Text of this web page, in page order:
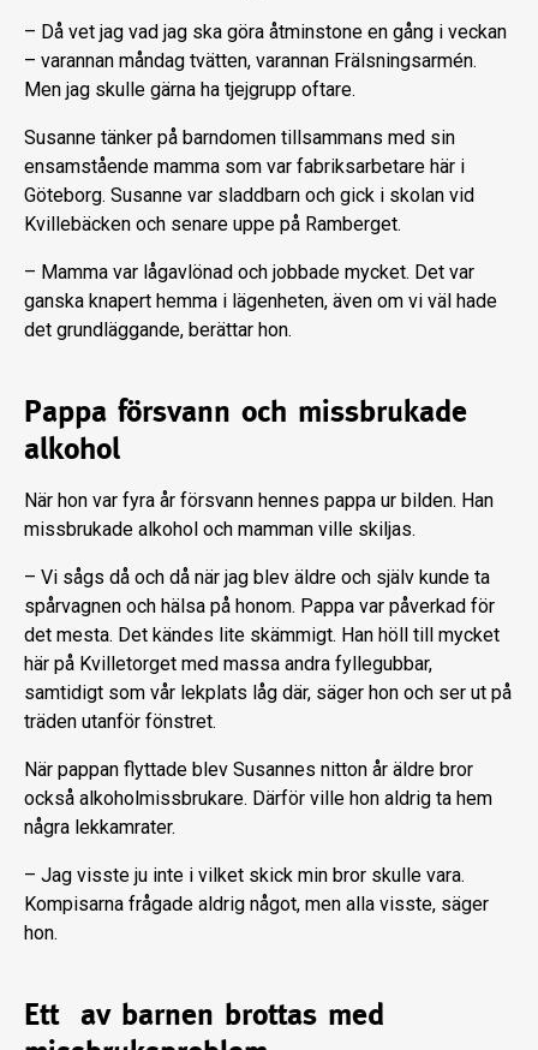
– Då vet jag vad jag ska göra åtminstone en gång i veckan
– varannan måndag tvätten, varannan Frälsningsarmén.
Men jag skulle gärna ha tjejgrupp oftare.
Susanne tänker på barndomen tillsammans med sin
ensamstående mamma som var fabriksarbetare här i
Göteborg. Susanne var sladdbarn och gick i skolan vid
Kvillebäcken och senare uppe på Ramberget.
– Mamma var lågavlönad och jobbade mycket. Det var
ganska knapert hemma i lägenheten, även om vi väl hade
det grundläggande, berättar hon.
Pappa försvann och missbrukade
alkohol
När hon var fyra år försvann hennes pappa ur bilden. Han
missbrukade alkohol och mamman ville skiljas.
– Vi sågs då och då när jag blev äldre och själv kunde ta
spårvagnen och hälsa på honom. Pappa var påverkad för
det mesta. Det kändes lite skämmigt. Han höll till mycket
här på Kvilletorget med massa andra fyllegubbar,
samtidigt som vår lekplats låg där, säger hon och ser ut på
träden utanför fönstret.
När pappan flyttade blev Susannes nitton år äldre bror
också alkoholmissbrukare. Därför ville hon aldrig ta hem
några lekkamrater.
– Jag visste ju inte i vilket skick min bror skulle vara.
Kompisarna frågade aldrig något, men alla visste, säger
hon.
Ett av barnen brottas med